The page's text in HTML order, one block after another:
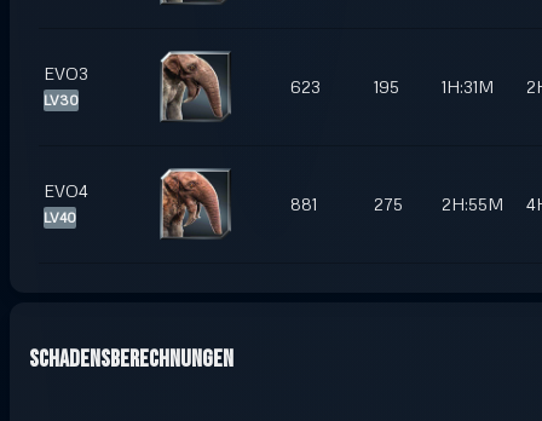
EVO3
LV30
623 195 1H:31M
EVO4
LV40
881 275 2H:55M
Schadensberechnungen